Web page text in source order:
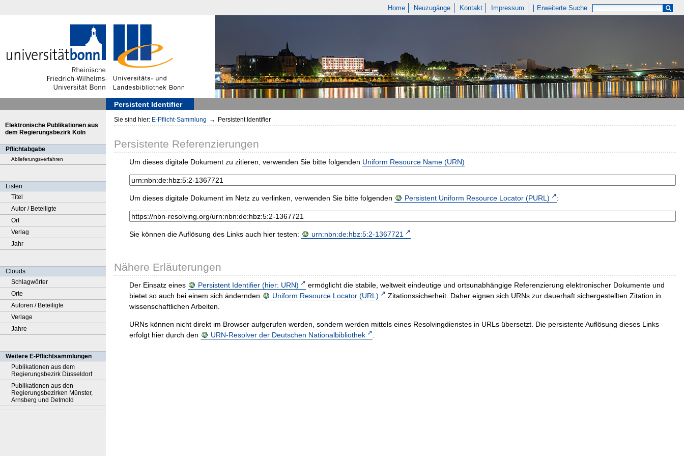
Home Neuzugänge Kontakt Impressum Erweiterte Suche
Persistent Identifier
Elektronische Publikationen aus
dem Regierungsbezirk Köln
Pflichtabgabe
Ablieferungsverfahren
Listen
Titel
Autor / Beteiligte
Ort
Verlag
Jahr
Clouds
Schlagwörter
Orte
Autoren / Beteiligte
Verlage
Jahre
Weitere E-Pflichtsammlungen
Publikationen aus dem
Regierungsbezirk Düsseldorf
Publikationen aus den
Regierungsbezirken Münster,
Arnsberg und Detmold
Sie sind hier: E-Pflicht-Sammlung → Persistent Identifier
Persistente Referenzierungen
Um dieses digitale Dokument zu zitieren, verwenden Sie bitte folgenden Uniform Resource Name (URN)
Um dieses digitale Dokument im Netz zu verlinken, verwenden Sie bitte folgenden Persistent Uniform Resource Locator (PURL) :
Sie können die Auflösung des Links auch hier testen: urn:nbn:de:hbz:5:2-1367721
Nähere Erläuterungen
Der Einsatz eines Persistent Identifier (hier: URN)
ermöglicht die stabile, weltweit eindeutige und ortsunabhängige Referenzierung elektronischer Dokumente und
bietet so auch bei einem sich ändernden
Uniform Resource Locator (URL)
Zitationssicherheit. Daher eignen sich URNs zur dauerhaft sichergestellten Zitation in
wissenschaftlichen Arbeiten.
URNs können nicht direkt im Browser aufgerufen werden, sondern werden mittels eines Resolvingdienstes in URLs übersetzt. Die persistente Auflösung dieses Links
erfolgt hier durch den
URN-Resolver der Deutschen Nationalbibliothek .